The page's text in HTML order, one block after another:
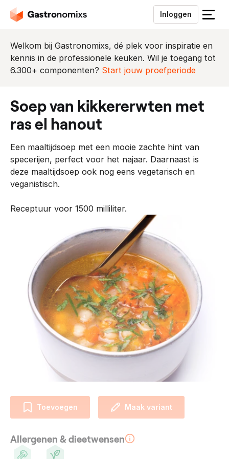
Inloggen
S
u
i
t
Welkom bij Gastronomixs, dé plek voor inspiratie en
kennis in de professionele keuken. Wil je toegang tot
6.300+ componenten? Start jouw proefperiode
soep van kikkererwten met
ras el hanout
Een maaltijdsoep met een mooie zachte hint van
specerijen, perfect voor het najaar. Daarnaast is
deze maaltijdsoep ook nog eens vegetarisch en
veganistisch.
Receptuur voor 1500 milliliter.
Toevoegen Maak variant
Allergenen & dieetwensen